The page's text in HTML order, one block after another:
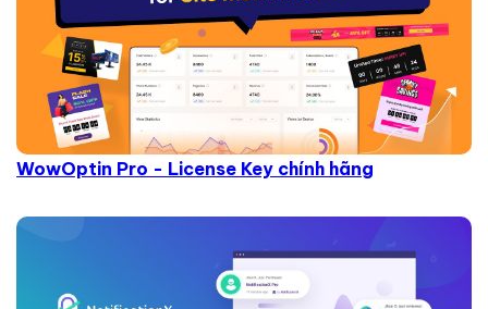
WowOptin Pro - License Key chính hãng